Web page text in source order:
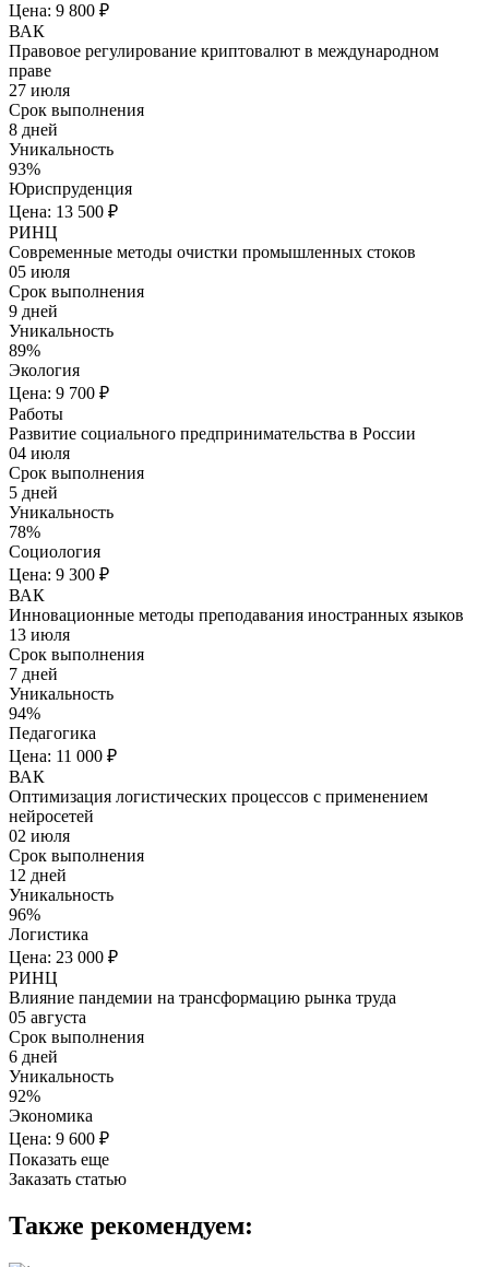
Цена: 9 800 ₽
ВАК
Правовое регулирование криптовалют в международном
праве
27 июля
Срок выполнения
8 дней
Уникальность
93%
Юриспруденция
Цена: 13 500 ₽
РИНЦ
Современные методы очистки промышленных стоков
05 июля
Срок выполнения
9 дней
Уникальность
89%
Экология
Цена: 9 700 ₽
Работы
Развитие социального предпринимательства в России
04 июля
Срок выполнения
5 дней
Уникальность
78%
Социология
Цена: 9 300 ₽
ВАК
Инновационные методы преподавания иностранных языков
13 июля
Срок выполнения
7 дней
Уникальность
94%
Педагогика
Цена: 11 000 ₽
ВАК
Оптимизация логистических процессов с применением
нейросетей
02 июля
Срок выполнения
12 дней
Уникальность
96%
Логистика
Цена: 23 000 ₽
РИНЦ
Влияние пандемии на трансформацию рынка труда
05 августа
Срок выполнения
6 дней
Уникальность
92%
Экономика
Цена: 9 600 ₽
Показать еще
Заказать статью
Также рекомендуем: